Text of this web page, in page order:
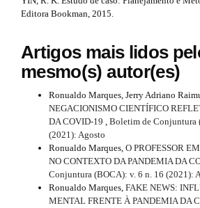
Editora Bookman, 2015.
Artigos mais lidos
mesmo(s) autor(es)
Ronualdo Marques, Jerry Adriano
NEGACIONISMO CIENTÍFICO
DA COVID-19 , Boletim de Conjuntura
(2021): Agosto
Ronualdo Marques, O PROFESSOR
NO CONTEXTO DA PANDEMIA DA
Conjuntura (BOCA): v. 6 n. 16 (2021):
Ronualdo Marques, FAKE NEWS:
MENTAL FRENTE À PANDEMIA DA